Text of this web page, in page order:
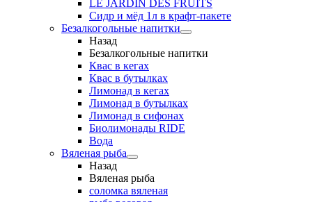
LE JARDIN DES FRUITS
Сидр и мёд 1л в крафт-пакете
Безалкогольные напитки
Назад
Безалкогольные напитки
Квас в кегах
Квас в бутылках
Лимонад в кегах
Лимонад в бутылках
Лимонад в сифонах
Биолимонады RIDE
Вода
Вяленая рыба
Назад
Вяленая рыба
соломка вяленая